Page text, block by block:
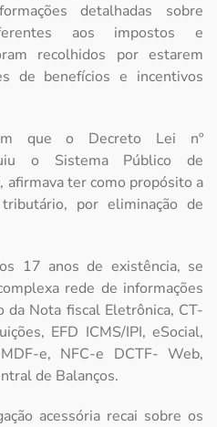
detalhadas sobre
aos impostos e
recolhidos por estarem
de benefícios e incentivos
que o Decreto Lei nº
o Sistema Público de
afirmava ter como propósito a
por eliminação de
17 anos de existência, se
rede de informações
Nota fiscal Eletrônica, CT-
EFD ICMS/IPI, eSocial,
e, NFC-e DCTF- Web,
de Balanços.
acessória recai sobre os